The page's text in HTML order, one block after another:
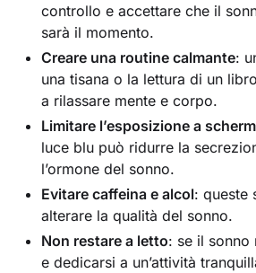
controllo e accettare che il
sarà il momento.
Creare una routine calmante:
una tisana o la lettura di un
a rilassare mente e corpo.
Limitare l’esposizione a
luce blu può ridurre la
l’ormone del sonno.
Evitare caffeina e alcol: queste
alterare la qualità del sonno.
Non restare a letto: se il sonno
e dedicarsi a un’attività